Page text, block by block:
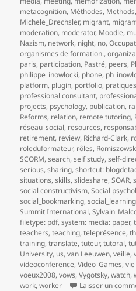
metacognition, Méthodes, Methods,
Michele_Drechsler, migrant,
moderation, moderator, Moodle,
Nazism, network, night, no,
organismes de formation.,
paris, participation, Pastré, peers,
philippe_inowlocki, phone,
platform, plugin, portfolio, pratiques
professional consultant,
projects, psychology, publication,
Reforms, relation, remote tutoring,
réseau_social, resources,
retirement, review, Richard-Clark,
roleduformateur, rôles,
SCORM,search,self study,self-
serious,sharing,shortcut:
situations,skills,slideshare,SOAR,
social constructivism,Social
social_bookmarking,social_learning
Summit International,
filetype: pdf,system: media: paper,
teachers,teaching,teleprésence,
training,translate,tuteur,tutoral,
University, us,van Leeuwen,veille,
videoconference,Video_Games,
voeux2008,vows,Vygotsky,watch,
work,worker Laisser un